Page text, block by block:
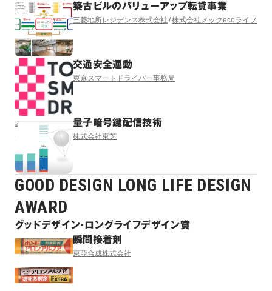
築古ビルのバリューアップ転貸事業
三菱地所レジデンス株式会社 株式会社メックecoライフ
交通安全運動
東京スマートドライバー事務局
量子暗号鍵配信技術
株式会社東芝
GOOD DESIGN LONG LIFE DESIGN
AWARD
グッドデザイン・ロングライフデザイン賞
瞬間接着剤
東亞合成株式会社